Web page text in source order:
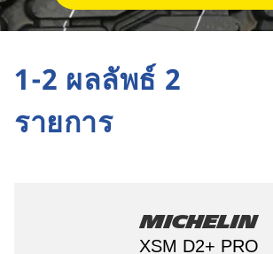
1-2 ผลลัพธ์ 2
รายการ
Michelin
XSM D2+ PRO